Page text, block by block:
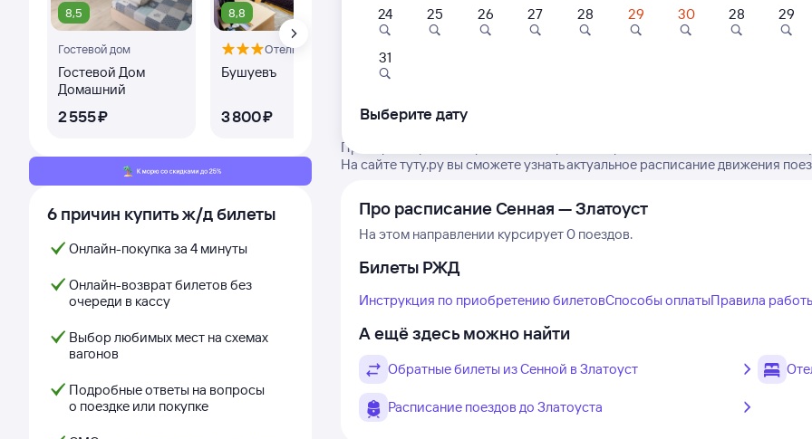
8,5
Гостевой дом
Гостевой Дом
Домашний
2 ⁠555 ⁠₽
8,8
Отель
Бушуевъ
3 ⁠800 ⁠₽
Гостевой дом на
2 ⁠700 ⁠₽
9,1
6 причин купить ж/д билеты
Онлайн-покупка за 4 минуты
Онлайн-возврат билетов без
очереди в кассу
Выбор любимых мест на схемах
вагонов
Подробные ответы на вопросы
о поездке или покупке
Нет рейсов по этому
Проверьте время отправления и прибытия рейсов РЖД из Сенной в
На сайте туту.ру вы сможете узнать актуальное расписание движения
Про расписание Сенная — Златоуст
На этом направлении курсирует 0 поездов.
Билеты РЖД
Инструкция по приобретению билетовСпособы оплатыПравила
А ещё здесь можно найти
Обратные билеты из Сенной в Златоуст
Расписание поездов до Златоуста
24 25 26 27 28 29 30
31
28 29
Выберите дату